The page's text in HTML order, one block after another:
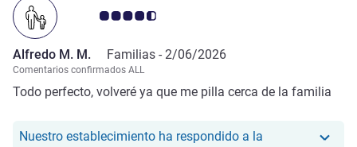
Nota de clientes de Avis 4.5/5
Alfredo M. M. Familias - 2/06/2026
Comentarios confirmados ALL
Todo perfecto, volveré ya que me pilla cerca de la familia
Nuestro establecimiento ha respondido a la